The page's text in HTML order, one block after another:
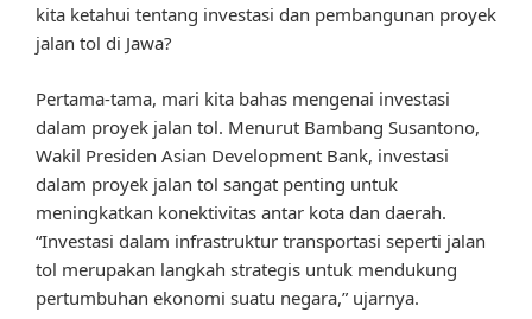
kita ketahui tentang investasi dan pembangunan proyek
jalan tol di Jawa?
Pertama-tama, mari kita bahas mengenai investasi
dalam proyek jalan tol. Menurut Bambang Susantono,
Wakil Presiden Asian Development Bank, investasi
dalam proyek jalan tol sangat penting untuk
meningkatkan konektivitas antar kota dan daerah.
“Investasi dalam infrastruktur transportasi seperti jalan
tol merupakan langkah strategis untuk mendukung
pertumbuhan ekonomi suatu negara,” ujarnya.